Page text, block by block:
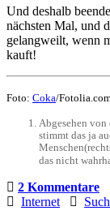
Und deshalb
nächsten Mal, und
gelangweilt, wenn
kauft!
Foto: Coka/
Abgesehen
stimmt das ja
das nicht
2 Kommentare
Internet